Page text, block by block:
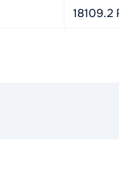
18109.2